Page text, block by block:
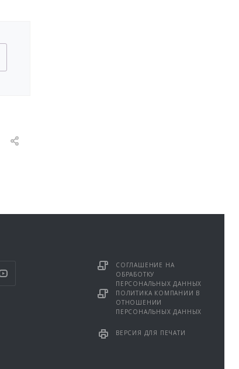
СОГЛАШЕНИЕ НА
ОБРАБОТКУ
ПЕРСОНАЛЬНЫХ ДАННЫХ
ПОЛИТИКА КОМПАНИИ В
ОТНОШЕНИИ
ПЕРСОНАЛЬНЫХ ДАННЫХ
ВЕРСИЯ ДЛЯ ПЕЧАТИ